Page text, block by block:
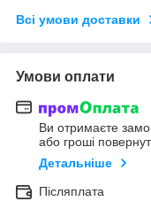
Всі умови доставки
Умови оплати
Ви отримаєте
або гроші
Детальніше
Післяплата